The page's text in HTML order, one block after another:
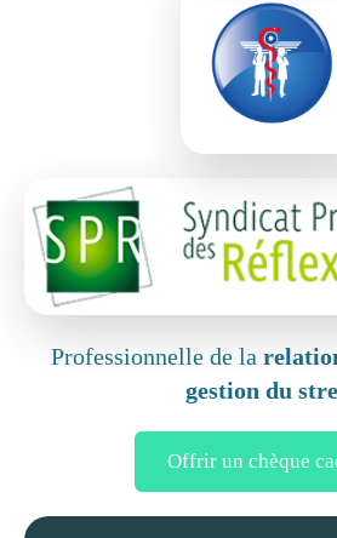
Professionnelle de la
gestion du
Offrir un chèque